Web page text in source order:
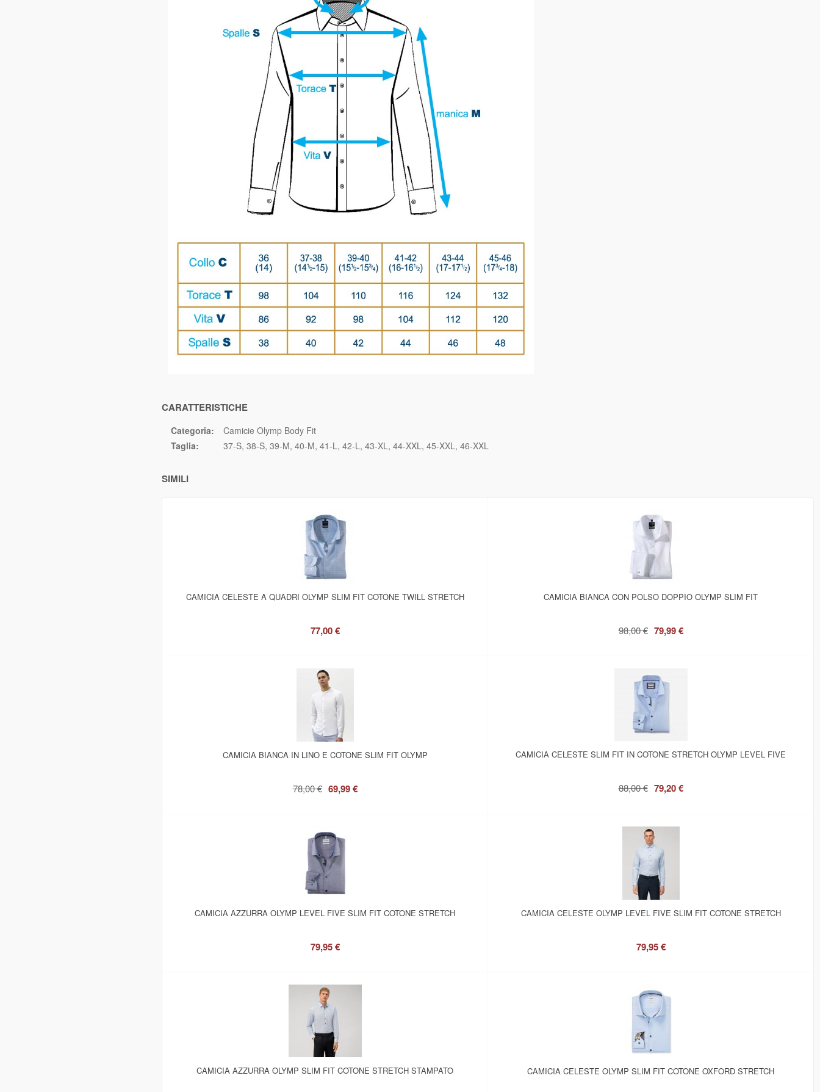
CARATTERISTICHE
Categoria:
Camicie Olymp Body Fit
Taglia:
37-S 38-S 39-M 40-M 41-L 42-L 43-XL 44-XXL 45-XXL 46-XXL
SIMILI
CAMICIA CELESTE A QUADRI OLYMP SLIM FIT COTONE TWILL STRETCH
77,00 €
CAMICIA BIANCA CON POLSO DOPPIO OLYMP SLIM FIT
98,00 € 79,99 €
CAMICIA BIANCA IN LINO E COTONE SLIM FIT OLYMP
78,00 € 69,99 €
CAMICIA CELESTE SLIM FIT IN COTONE STRETCH OLYMP LEVEL FIVE
88,00 € 79,20 €
CAMICIA AZZURRA OLYMP LEVEL FIVE SLIM FIT COTONE STRETCH
79,95 €
CAMICIA CELESTE OLYMP LEVEL FIVE SLIM FIT COTONE STRETCH
79,95 €
CAMICIA AZZURRA OLYMP SLIM FIT COTONE STRETCH STAMPATO CAMICIA CELESTE OLYMP SLIM FIT COTONE OXFORD STRETCH